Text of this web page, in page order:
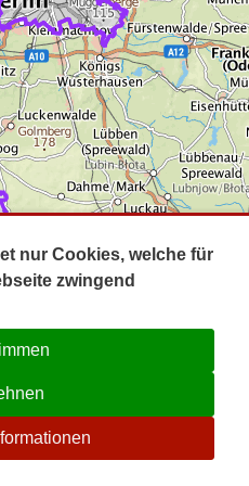
☉
nur Cookies, welche für
zwingend